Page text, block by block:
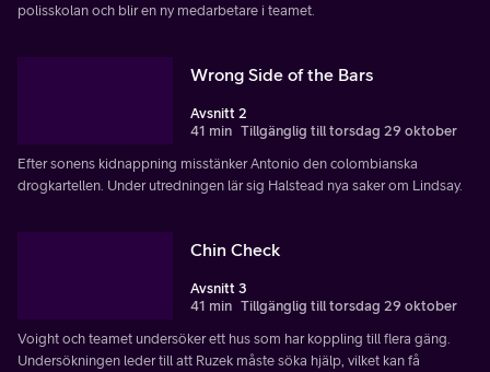
polisskolan och blir en ny medarbetare i teamet.
Wrong Side of the Bars
Avsnitt 2
41 min Tillgänglig till torsdag 29 oktober
Efter sonens kidnappning misstänker Antonio den colombianska
drogkartellen. Under utredningen lär sig Halstead nya saker om Lindsay.
Chin Check
Avsnitt 3
41 min Tillgänglig till torsdag 29 oktober
Voight och teamet undersöker ett hus som har koppling till flera gäng.
Undersökningen leder till att Ruzek måste söka hjälp, vilket kan få